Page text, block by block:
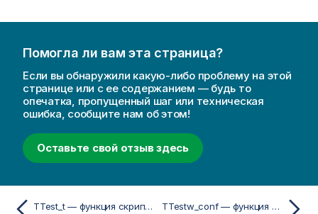
Помогла ли вам эта страница?
Если вы обнаружили какую-либо проблему на этой
странице или с ее содержанием — будь то
опечатка, пропущенный шаг или техническая
ошибка, сообщите нам об этом!
Оставьте свой отзыв здесь
TTest_t — функция скриптa и диаграммы TTestw_conf — функция скриптa и диаграммы